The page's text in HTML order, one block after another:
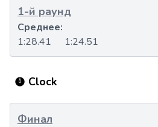
1-й раунд
1:28.41 1:24.51
Среднее:
Clock
Финал